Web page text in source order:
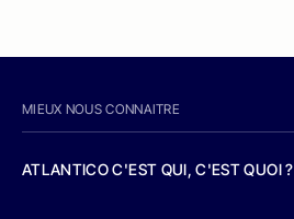
MIEUX NOUS CONNAITRE
ATLANTICO C'EST QUI, C'EST QUOI ?